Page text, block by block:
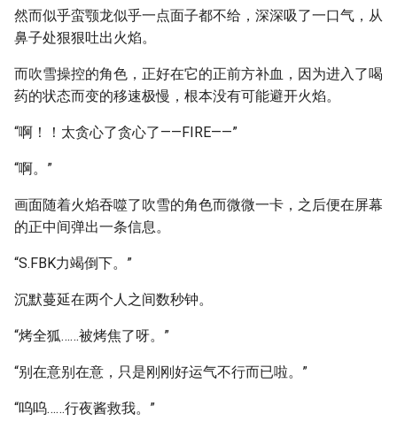
然而似乎蛮颚龙似乎一点面子都不给，深深吸了一口气，从
鼻子处狠狠吐出火焰。
而吹雪操控的角色，正好在它的正前方补血，因为进入了喝
药的状态而变的移速极慢，根本没有可能避开火焰。
“啊！！太贪心了贪心了——FIRE——”
“啊。”
画面随着火焰吞噬了吹雪的角色而微微一卡，之后便在屏幕
的正中间弹出一条信息。
“S.FBK力竭倒下。”
沉默蔓延在两个人之间数秒钟。
“烤全狐……被烤焦了呀。”
“别在意别在意，只是刚刚好运气不行而已啦。”
“呜呜……行夜酱救我。”